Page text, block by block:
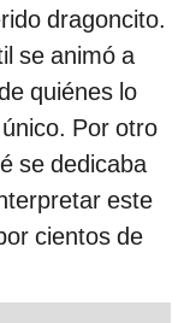
dragoncito.
se animó a
quiénes lo
Por otro
se dedicaba
este
cientos de